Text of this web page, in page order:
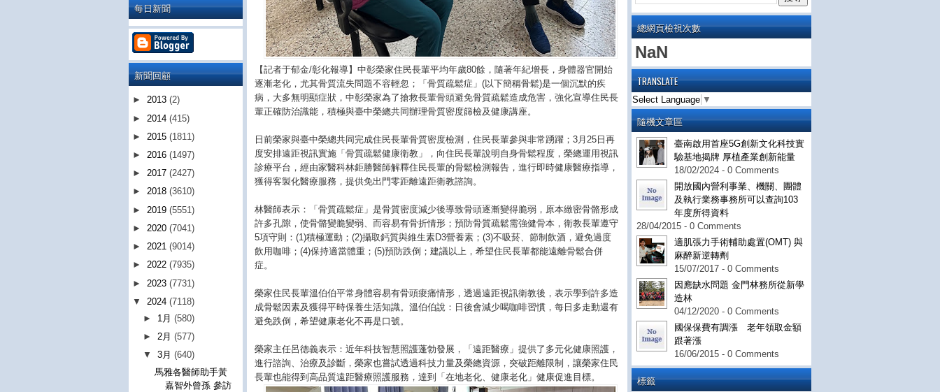
總網頁檢視次數
NaN
TRANSLATE
Select Language ▼
隨機文章區
臺南啟用首座5G創新文化科技實
驗基地揭牌 厚植產業創新能量
18/02/2024 - 0 Comments
開放國內營利事業、機關、團體
及執行業務事務所可以查詢103
年度所得資料
28/04/2015 - 0 Comments
適肌張力手術輔助處置(OMT) 與
麻醉新逆轉劑
15/07/2017 - 0 Comments
因應缺水問題 金門林務所從新學
造林
04/12/2020 - 0 Comments
國保保費有調漲 老年領取金額
跟著漲
16/06/2015 - 0 Comments
標籤
【記者于郁金/彰化報導】中彰榮家住民長輩平均年歲80餘，隨著年紀增長，身體器官開始
逐漸老化，尤其骨質流失問題不容輕忽；「骨質疏鬆症」(以下簡稱骨鬆)是一個沉默的疾
病，大多無明顯症狀，中彰榮家為了搶救長輩骨頭避免骨質疏鬆造成危害，強化宣導住民長
輩正確防治識能，積極與臺中榮總共同辦理骨質密度篩檢及健康講座。
日前榮家與臺中榮總共同完成住民長輩骨質密度檢測，住民長輩參與非常踴躍；3月25日再
度安排遠距視訊實施「骨質疏鬆健康衛教」，向住民長輩說明自身骨鬆程度，榮總運用視訊
診療平台，經由家醫科林鉅勝醫師解釋住民長輩的骨鬆檢測報告，進行即時健康醫療指導，
獲得客製化醫療服務，提供免出門零距離遠距衛教諮詢。
林醫師表示：「骨質疏鬆症」是骨質密度減少後導致骨頭逐漸變得脆弱，原本緻密骨骼形成
許多孔隙，使骨骼變脆變弱、而容易有骨折情形；預防骨質疏鬆需強健骨本，衛教長輩遵守
5項守則：(1)積極運動；(2)攝取鈣質與維生素D3營養素；(3)不吸菸、節制飲酒，避免過度
飲用咖啡；(4)保持適當體重；(5)預防跌倒；建議以上，希望住民長輩都能遠離骨鬆合併
症。
榮家住民長輩溫伯伯平常身體容易有骨頭痠痛情形，透過遠距視訊衛教後，表示學到許多造
成骨鬆因素及獲得平時保養生活知識。溫伯伯說：日後會減少喝咖啡習慣，每日多走動還有
避免跌倒，希望健康老化不再是口號。
榮家主任呂德義表示：近年科技智慧照護蓬勃發展，「遠距醫療」提供了多元化健康照護，
進行諮詢、治療及診斷，榮家也嘗試透過科技力量及榮總資源，突破距離限制，讓榮家住民
長輩也能得到高品質遠距醫療照護服務，達到「在地老化、健康老化」健康促進目標。
每日新聞
新聞回顧
► 2013 (2)
► 2014 (415)
► 2015 (1811)
► 2016 (1497)
► 2017 (2427)
► 2018 (3610)
► 2019 (5551)
► 2020 (7041)
► 2021 (9014)
► 2022 (7935)
► 2023 (7731)
▼ 2024 (7118)
► 1月(580)
►2月(577)
▼3月(640)
馬雅各醫師助手黃
嘉智外曾孫 參訪